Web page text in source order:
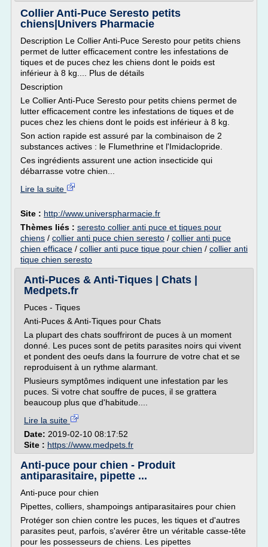
Collier Anti-Puce Seresto petits
chiens|Univers Pharmacie
Description Le Collier Anti-Puce Seresto pour petits chiens
permet de lutter efficacement contre les infestations de
tiques et de puces chez les chiens dont le poids est
inférieur à 8 kg.... Plus de détails
Description
Le Collier Anti-Puce Seresto pour petits chiens permet de
lutter efficacement contre les infestations de tiques et de
puces chez les chiens dont le poids est inférieur à 8 kg.
Son action rapide est assuré par la combinaison de 2
substances actives : le Flumethrine et l'Imidaclopride.
Ces ingrédients assurent une action insecticide qui
débarrasse votre chien...
Lire la suite
Site : http://www.universpharmacie.fr
Thèmes liés : seresto collier anti puce et tiques pour
chiens / collier anti puce chien seresto / collier anti puce
chien efficace / collier anti puce tique pour chien / collier anti
tique chien seresto
Anti-Puces & Anti-Tiques | Chats |
Medpets.fr
Puces - Tiques
Anti-Puces & Anti-Tiques pour Chats
La plupart des chats souffriront de puces à un moment
donné. Les puces sont de petits parasites noirs qui vivent
et pondent des oeufs dans la fourrure de votre chat et se
reproduisent à un rythme alarmant.
Plusieurs symptômes indiquent une infestation par les
puces. Si votre chat souffre de puces, il se grattera
beaucoup plus que d'habitude....
Lire la suite
Date: 2019-02-10 08:17:52
Site : https://www.medpets.fr
Anti-puce pour chien - Produit
antiparasitaire, pipette ...
Anti-puce pour chien
Pipettes, colliers, shampoings antiparasitaires pour chien
Protéger son chien contre les puces, les tiques et d'autres
parasites peut, parfois, s'avérer être un véritable casse-tête
pour les possesseurs de chiens. Les pipettes